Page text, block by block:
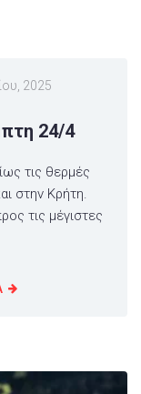
2025
24/4
τις θερμές
στην Κρήτη.
τις μέγιστες